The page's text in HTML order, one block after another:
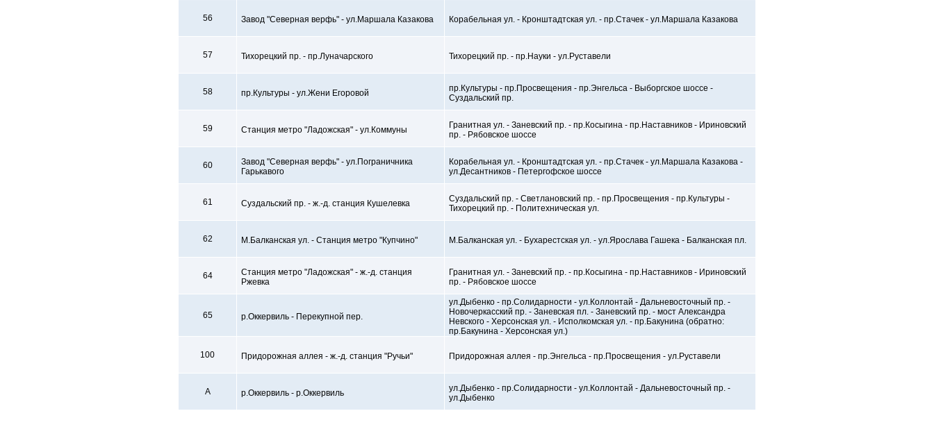
56 Завод "Северная верфь" - ул.Маршала Казакова Корабельная ул. - Кронштадтская ул. - пр.Стачек - ул.Маршала Казакова
57 Тихорецкий пр. - пр.Луначарского Тихорецкий пр. - пр.Науки - ул.Руставели
58 пр.Культуры - ул.Жени Егоровой
пр.Культуры - пр.Просвещения - пр.Энгельса - Выборгское шоссе -
Суздальский пр.
59 Станция метро "Ладожская" - ул.Коммуны
Гранитная ул. - Заневский пр. - пр.Косыгина - пр.Наставников - Ириновский
пр. - Рябовское шоссе
60
Завод "Северная верфь" - ул.Пограничника
Гарькавого
Корабельная ул. - Кронштадтская ул. - пр.Стачек - ул.Маршала Казакова -
ул.Десантников - Петергофское шоссе
61 Суздальский пр. - ж.-д. станция Кушелевка
Суздальский пр. - Светлановский пр. - пр.Просвещения - пр.Культуры -
Тихорецкий пр. - Политехническая ул.
62 М.Балканская ул. - Станция метро "Купчино" М.Балканская ул. - Бухарестская ул. - ул.Ярослава Гашека - Балканская пл.
64
Станция метро "Ладожская" - ж.-д. станция
Ржевка
Гранитная ул. - Заневский пр. - пр.Косыгина - пр.Наставников - Ириновский
пр. - Рябовское шоссе
65 р.Оккервиль - Перекупной пер.
ул.Дыбенко - пр.Солидарности - ул.Коллонтай - Дальневосточный пр. -
Новочеркасский пр. - Заневская пл. - Заневский пр. - мост Александра
Невского - Херсонская ул. - Исполкомская ул. - пр.Бакунина (обратно:
пр.Бакунина - Херсонская ул.)
100 Придорожная аллея - ж.-д. станция "Ручьи" Придорожная аллея - пр.Энгельса - пр.Просвещения - ул.Руставели
A р.Оккервиль - р.Оккервиль
ул.Дыбенко - пр.Солидарности - ул.Коллонтай - Дальневосточный пр. -
ул.Дыбенко